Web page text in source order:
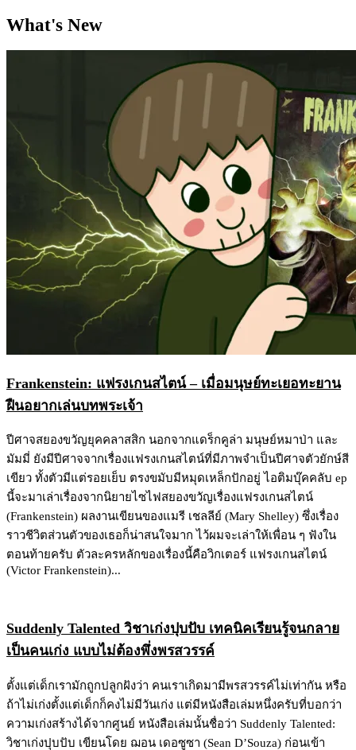
What's New
Frankenstein: แฟรงเกนสไตน์ – เมื่อมนุษย์ทะเยอทะยาน
ฝืนอยากเล่นบทพระเจ้า
ปีศาจสยองขวัญยุคคลาสสิก นอกจากแดร็กคูล่า มนุษย์หมาป่า และ
มัมมี่ ยังมีปีศาจจากเรื่องแฟรงเกนสไตน์ที่มีภาพจำเป็นปีศาจตัวยักษ์สี
เขียว ทั้งตัวมีแต่รอยเย็บ ตรงขมับมีหมุดเหล็กปักอยู่ ไอติมบุ๊คคลับ ep
นี้จะมาเล่าเรื่องจากนิยายไซไฟสยองขวัญเรื่องแฟรงเกนสไตน์
(Frankenstein) ผลงานเขียนของแมรี เชลลีย์ (Mary Shelley) ซึ่งเรื่อง
ราวชีวิตส่วนตัวของเธอก็น่าสนใจมาก ไว้ผมจะเล่าให้เพื่อน ๆ ฟังใน
ตอนท้ายครับ ตัวละครหลักของเรื่องนี้คือวิกเตอร์ แฟรงเกนสไตน์
(Victor Frankenstein)...
Suddenly Talented วิชาเก่งปุบปับ เทคนิคเรียนรู้จนกลาย
เป็นคนเก่ง แบบไม่ต้องพึ่งพรสวรรค์
ตั้งแต่เด็กเรามักถูกปลูกฝังว่า คนเราเกิดมามีพรสวรรค์ไม่เท่ากัน หรือ
ถ้าไม่เก่งตั้งแต่เด็กก็คงไม่มีวันเก่ง แต่มีหนังสือเล่มหนึ่งครับที่บอกว่า
ความเก่งสร้างได้จากศูนย์ หนังสือเล่มนั้นชื่อว่า Suddenly Talented:
วิชาเก่งปุบปับ เขียนโดย ฌอน เดอซูซา (Sean D’Souza) ก่อนเข้า